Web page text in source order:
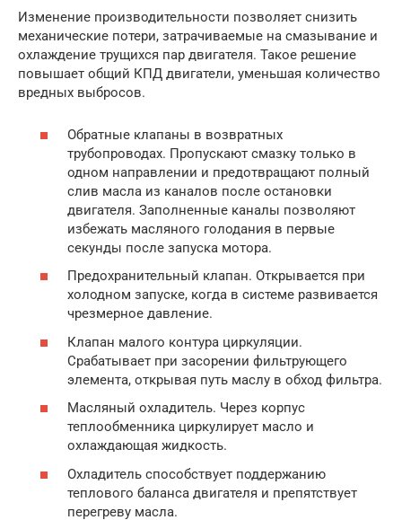
Изменение производительности позволяет снизить
механические потери, затрачиваемые на смазывание и
охлаждение трущихся пар двигателя. Такое решение
повышает общий КПД двигатели, уменьшая количество
вредных выбросов.
Обратные клапаны в возвратных
трубопроводах. Пропускают смазку только в
одном направлении и предотвращают полный
слив масла из каналов после остановки
двигателя. Заполненные каналы позволяют
избежать масляного голодания в первые
секунды после запуска мотора.
Предохранительный клапан. Открывается при
холодном запуске, когда в системе развивается
чрезмерное давление.
Клапан малого контура циркуляции.
Срабатывает при засорении фильтрующего
элемента, открывая путь маслу в обход фильтра.
Масляный охладитель. Через корпус
теплообменника циркулирует масло и
охлаждающая жидкость.
Охладитель способствует поддержанию
теплового баланса двигателя и препятствует
перегреву масла.